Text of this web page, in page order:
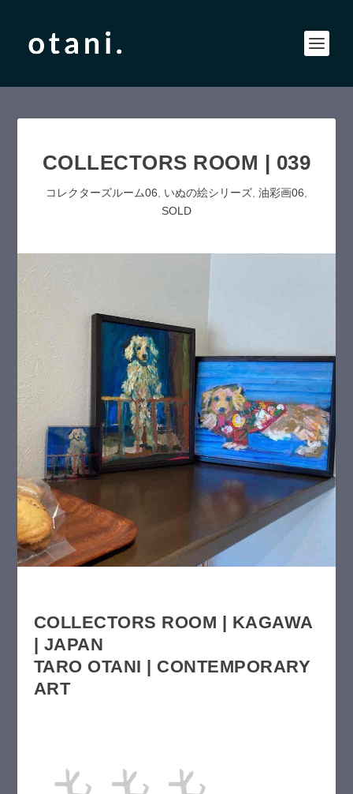
COLLECTORS ROOM | 039
コレクターズルーム06 いぬの絵シリーズ 油彩画06
SOLD
COLLECTORS ROOM | KAGAWA
| JAPAN
TARO OTANI | CONTEMPORARY
ART